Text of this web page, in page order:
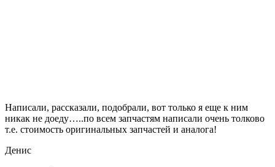
Написали, рассказали, подобрали, вот только я еще к ним
никак не доеду…..по всем запчастям написали очень толково
т.е. стоимость оригинальных запчастей и аналога!
Денис